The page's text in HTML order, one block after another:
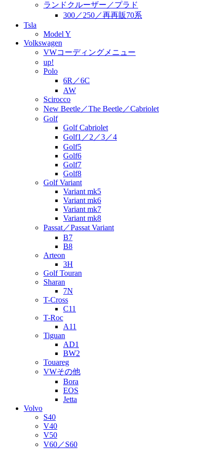
ランドクルーザー／プラド
300／250／再再販70系
Tsla
Model Y
Volkswagen
VWコーディングメニュー
up!
Polo
6R／6C
AW
Scirocco
New Beetle／The Beetle／Cabriolet
Golf
Golf Cabriolet
Golf1／2／3／4
Golf5
Golf6
Golf7
Golf8
Golf Variant
Variant mk5
Variant mk6
Variant mk7
Variant mk8
Passat／Passat Variant
B7
B8
Arteon
3H
Golf Touran
Sharan
7N
T-Cross
C11
T-Roc
A11
Tiguan
AD1
BW2
Touareg
VWその他
Bora
EOS
Jetta
Volvo
S40
V40
V50
V60／S60